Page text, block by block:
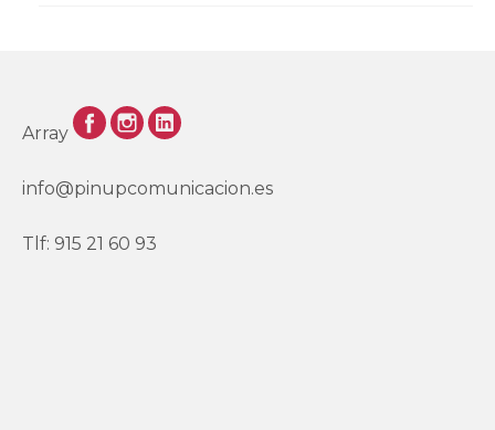
Array
info@pinupcomunicacion.es
Tlf: 915 21 60 93